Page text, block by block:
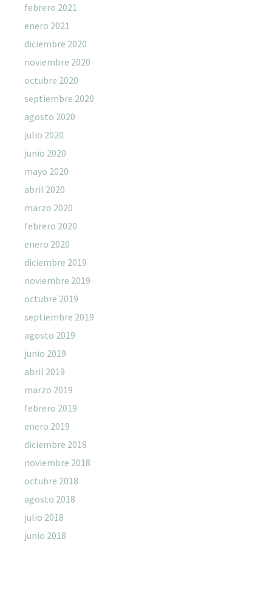
febrero 2021
enero 2021
diciembre 2020
noviembre 2020
octubre 2020
septiembre 2020
agosto 2020
julio 2020
junio 2020
mayo 2020
abril 2020
marzo 2020
febrero 2020
enero 2020
diciembre 2019
noviembre 2019
octubre 2019
septiembre 2019
agosto 2019
junio 2019
abril 2019
marzo 2019
febrero 2019
enero 2019
diciembre 2018
noviembre 2018
octubre 2018
agosto 2018
julio 2018
junio 2018